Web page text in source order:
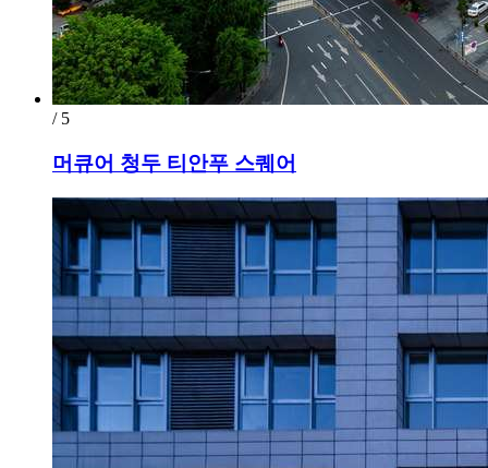
/ 5
머큐어 청두 티안푸 스퀘어